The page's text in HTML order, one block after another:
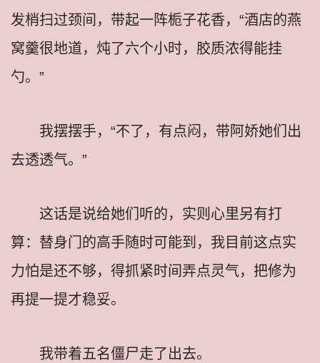
发梢扫过颈间，带起一阵栀子花香，“酒店的燕
窝羹很地道，炖了六个小时，胶质浓得能挂
勺。”
我摆摆手，“不了，有点闷，带阿娇她们出
去透透气。”
这话是说给她们听的，实则心里另有打
算：替身门的高手随时可能到，我目前这点实
力怕是还不够，得抓紧时间弄点灵气，把修为
再提一提才稳妥。
我带着五名僵尸走了出去。